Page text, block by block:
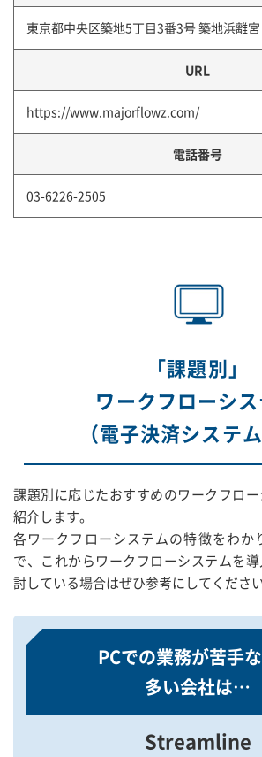
東京都中央区築地5丁目3番3号 築地浜離
URL
https://www.majorflowz.com/
電話番号
03-6226-2505
「課題別」
ワークフローシ
（電子決済システ
課題別に応じたおすすめのワークフロ
紹介します。
各ワークフローシステムの特徴をわか
で、これからワークフローシステムを
討している場合はぜひ参考にしてください
PCでの業務が苦手
多い会社は…
Streamline